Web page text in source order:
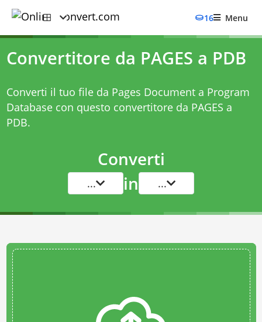
16 Menu
Convertitore da PAGES a PDB
Converti il tuo file da Pages Document a Program
Database con questo convertitore da PAGES a
PDB.
Converti
... in ...